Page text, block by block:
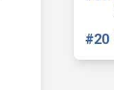
#20